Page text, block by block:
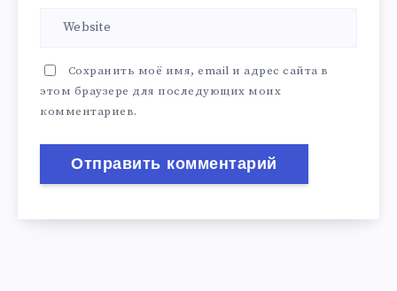
Сохранить моё имя, email и адрес сайта в
этом браузере для последующих моих
комментариев.